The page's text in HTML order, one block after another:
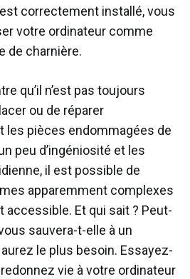
correctement installé, vous
votre ordinateur comme
de charnière.
qu’il n’est pas toujours
ou de réparer
les pièces endommagées de
peu d’ingéniosité et les
il est possible de
apparemment complexes
accessible. Et qui sait ? Peut-
sauvera-t-elle à un
le plus besoin. Essayez-
redonnez vie à votre ordinateur